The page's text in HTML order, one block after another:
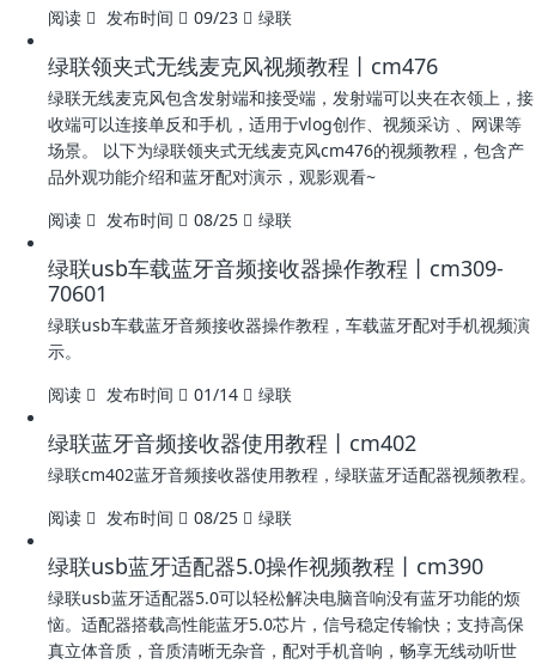
阅读
发布时间 09/23 绿联
绿联领夹式无线麦克风视频教程丨cm476
绿联无线麦克风包含发射端和接受端，发射端可以夹在衣领上，接
收端可以连接单反和手机，适用于vlog创作、视频采访 、网课等
场景。 以下为绿联领夹式无线麦克风cm476的视频教程，包含产
品外观功能介绍和蓝牙配对演示，观影观看~
阅读
发布时间 08/25 绿联
绿联usb车载蓝牙音频接收器操作教程丨cm309-
70601
绿联usb车载蓝牙音频接收器操作教程，车载蓝牙配对手机视频演
示。
阅读
发布时间 01/14 绿联
绿联蓝牙音频接收器使用教程丨cm402
绿联cm402蓝牙音频接收器使用教程，绿联蓝牙适配器视频教程。
阅读
发布时间 08/25 绿联
绿联usb蓝牙适配器5.0操作视频教程丨cm390
绿联usb蓝牙适配器5.0可以轻松解决电脑音响没有蓝牙功能的烦
恼。适配器搭载高性能蓝牙5.0芯片，信号稳定传输快；支持高保
真立体音质，音质清晰无杂音，配对手机音响，畅享无线动听世